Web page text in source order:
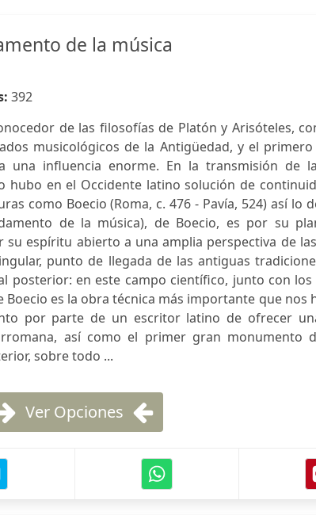
de la música
392
de las filosofías de Platón y Arisóteles,
musicológicos de la Antigüedad, y el primero
una influencia enorme. En la transmisión de
hubo en el Occidente latino solución de
como Boecio (Roma, c. 476 - Pavía, 524) así lo
de la música), de Boecio, es por su
espíritu abierto a una amplia perspectiva de
punto de llegada de las antiguas
posterior: en este campo científico, junto con los
es la obra técnica más importante que nos
por parte de un escritor latino de ofrecer
así como el primer gran monumento
sobre todo ...
Ver Opciones